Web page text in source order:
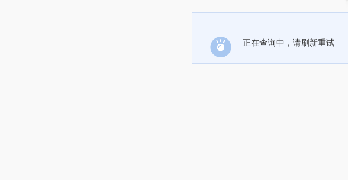
正在查询中，请刷新重试